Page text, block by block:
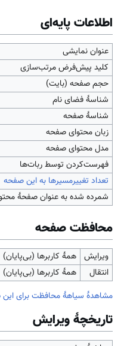
اطلاعات پایه‌ای
عنوان نمایشی
کلید پیش‌فرض مرتب‌سازی
حجم صفحه (بایت)
شناسهٔ فضای نام
شناسهٔ صفحه
زبان محتوای صفحه
مدل محتوای صفحه
‌فهرست‌کردن توسط ربات‌ها
تعداد تغییرمسیرها به این صفحه
شمرده شده به عنوان صفحهٔ
محافظت صفحه
ویرایش
همهٔ کاربرها (بی‌پایان)
انتقال
همهٔ کاربرها (بی‌پایان)
مشاهدۀ سیاهۀ محافظت برای
تاریخچۀ ویرایش